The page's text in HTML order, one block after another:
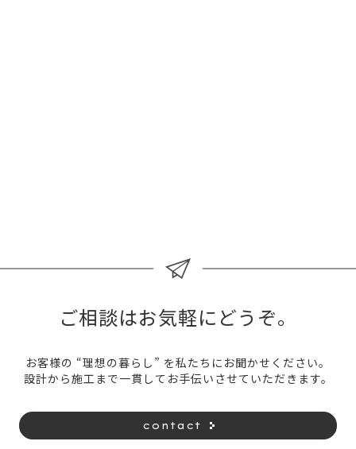
ご相談はお気軽にどうぞ。
お客様の “理想の暮らし” を私たちにお聞かせください。
設計から施工まで一貫してお手伝いさせていただきます。
contact